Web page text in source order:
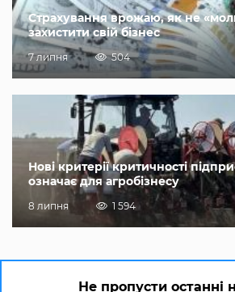
Страхування врожаю, як не
захистити свій бізнес
7 липня 504
Нові критерії критичності
означає для агробізнесу
8 липня 1 594
Не пропусти останні